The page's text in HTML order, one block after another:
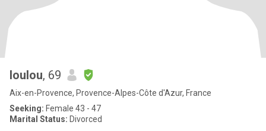
loulou, 69
Aix-en-Provence, Provence-Alpes-Côte d'Azur, France
Seeking: Female 43 - 47
Marital Status: Divorced